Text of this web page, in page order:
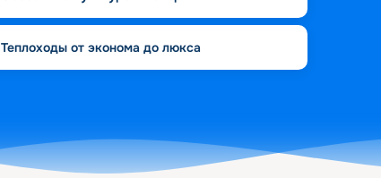
Теплоходы от эконома до люкса